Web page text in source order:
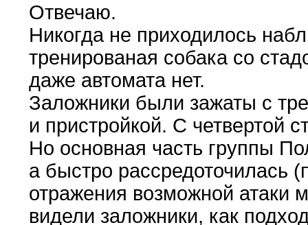
Отвечаю.
Никогда не приходилось
тренированая собака со
даже автомата нет.
Заложники были зажаты с
и пристройкой. С четвертой
Но основная часть группы
а быстро рассредоточилась
отражения возможной атаки
видели заложники, как